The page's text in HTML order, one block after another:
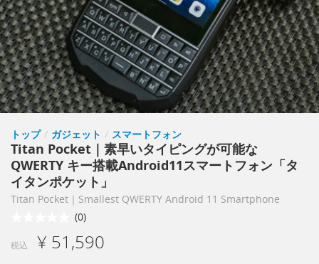
トップ / ガジェット / スマートフォン
Titan Pocket｜素早いタイピングが可能な
QWERTY キー搭載Android11スマートフォン「タ
イタンポケット」
Titan Pocket｜Smallest QWERTY Android 11 Smartphone
(0)
税込 ¥ 51,590